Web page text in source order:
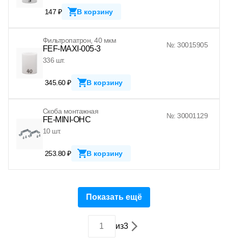
147 ₽ В корзину
Фильтропатрон, 40 мкм
FEF-MAXI-005-3
№: 30015905
336 шт.
345.60 ₽ В корзину
Скоба монтажная
FE-MINI-OHC
№: 30001129
10 шт.
253.80 ₽ В корзину
Показать ещё
из3